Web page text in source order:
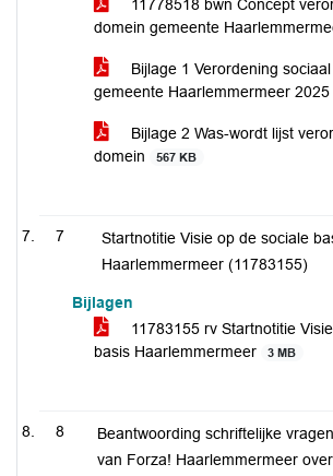
11778518 bwn Concept
domein gemeente
Bijlage 1 Verordening
gemeente Haarlemmermeer
Bijlage 2 Was-wordt lijst
domein
567 KB
7
Startnotitie Visie op de sociale
Haarlemmermeer (11783155)
Bijlagen
11783155 rv Startnotitie
basis Haarlemmermeer
3 MB
8
Beantwoording schriftelijke
van Forza! Haarlemmermeer